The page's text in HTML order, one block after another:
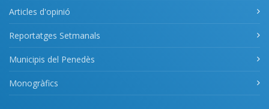
Articles d'opinió
Reportatges Setmanals
Municipis del Penedès
Monogràfics